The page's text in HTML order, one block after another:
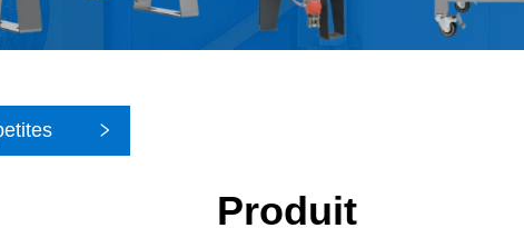
Produit